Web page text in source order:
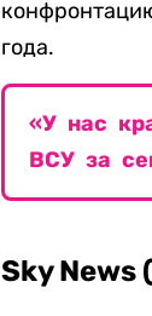
года.
«У нас
ВСУ за
Sky News